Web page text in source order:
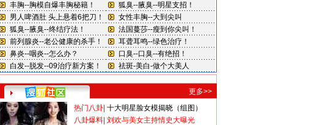
更多>>
热门八卦 十大明星脸女模揭晓（组图）
八卦爆料 刘欢与美女主持情史大曝光